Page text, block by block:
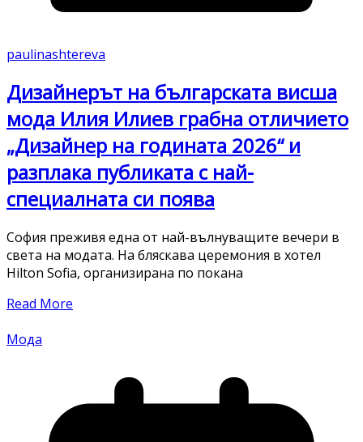
paulinashtereva
Дизайнерът на българската висша
мода Илия Илиев грабна отличието
„Дизайнер на годината 2026“ и
разплака публиката с най-
специалната си поява
София преживя една от най-вълнуващите вечери в
света на модата. На бляскава церемония в хотел
Hilton Sofia, организирана по покана
Read More
Мода